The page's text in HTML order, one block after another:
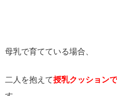
母乳で育てている場合、
二人を抱えて授乳クッション